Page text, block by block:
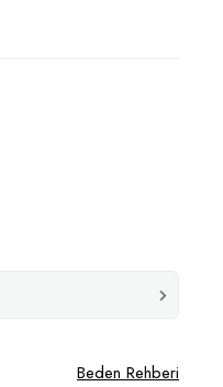
Beden Rehberi